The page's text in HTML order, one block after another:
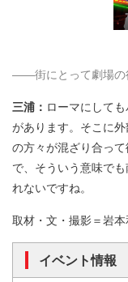
――街にとって劇場の
三浦： ローマにして
があります。そこに
の方々が混ざり合っ
で、そういう意味で
れないですね。
取材・文・撮影＝岩
イベント情報